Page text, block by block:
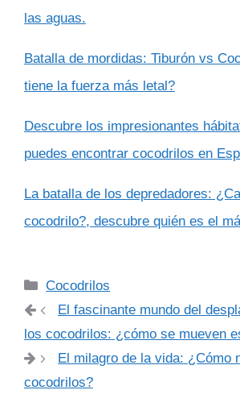
las aguas.
Batalla de mordidas: Tiburón vs
tiene la fuerza más letal?
Descubre los impresionantes
puedes encontrar cocodrilos en
La batalla de los depredadores:
cocodrilo?, descubre quién es el
Categorías
Cocodrilos
El fascinante mundo del
los cocodrilos: ¿cómo se mueven
El milagro de la vida: ¿Cómo
cocodrilos?